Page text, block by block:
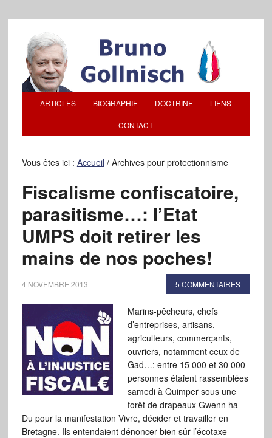
ARTICLES BIOGRAPHIE DOCTRINE LIENS
CONTACT
Vous êtes ici : Accueil /Archives pour protectionnisme
Fiscalisme confiscatoire,
parasitisme…: l’Etat
UMPS doit retirer les
mains de nos poches!
4 NOVEMBRE 2013 5 COMMENTAIRES
Marins-pêcheurs, chefs
d’entreprises, artisans,
agriculteurs, commerçants,
ouvriers, notamment ceux de
Gad…: entre 15 000 et 30 000
personnes étaient rassemblées
samedi à Quimper sous une
forêt de drapeaux Gwenn ha
Du pour la manifestation Vivre, décider et travailler en
Bretagne. Ils entendaient dénoncer bien sûr l’écotaxe